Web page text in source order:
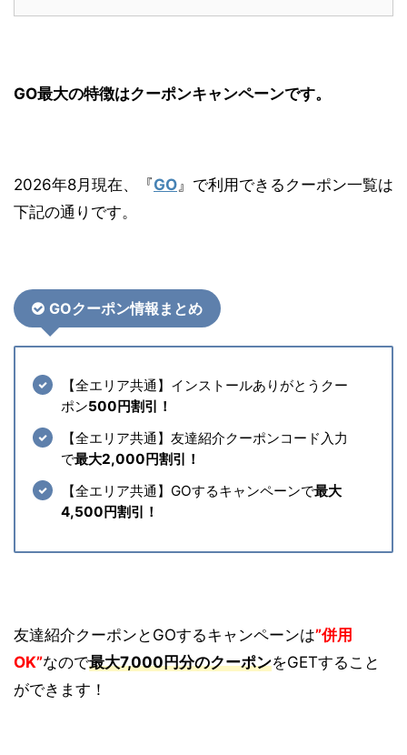
GO最大の特徴はクーポンキャンペーンです。
2026年8月現在、『GO』で利用できるクーポン一覧は
下記の通りです。
GOクーポン情報まとめ
【全エリア共通】インストールありがとうクー
ポン500円割引！
【全エリア共通】友達紹介クーポンコード入力
で最大2,000円割引！
【全エリア共通】GOするキャンペーンで最大
4,500円割引！
友達紹介クーポンとGOするキャンペーンは”併用
OK”なので最大7,000円分のクーポンをGETすること
ができます！